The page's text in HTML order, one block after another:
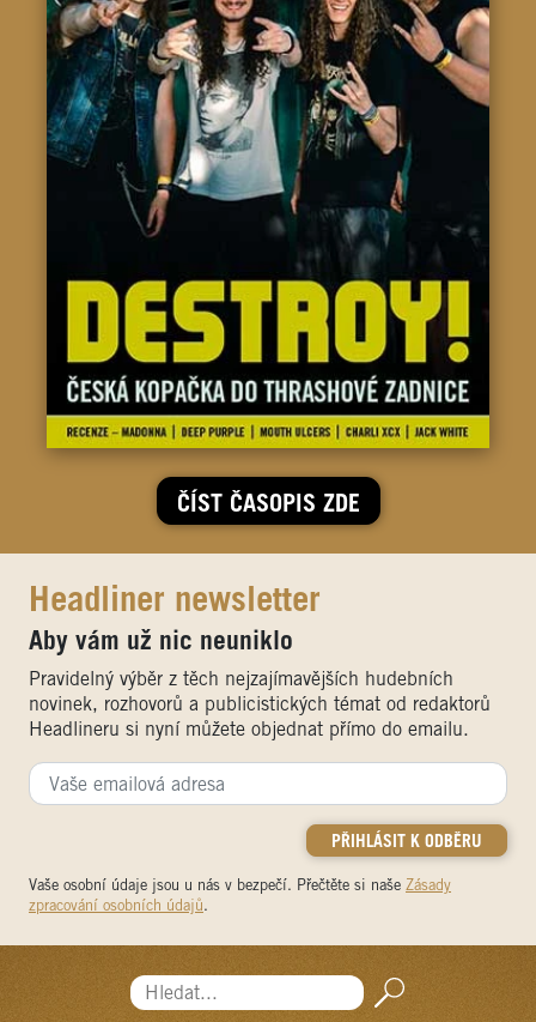
ČÍST ČASOPIS ZDE
Headliner newsletter
Aby vám už nic neuniklo
Pravidelný výběr z těch nejzajímavějších hudebních
novinek, rozhovorů a publicistických témat od redaktorů
Headlineru si nyní můžete objednat přímo do emailu.
Vaše osobní údaje jsou u nás v bezpečí. Přečtěte si naše Zásady
zpracování osobních údajů.
Hledat...